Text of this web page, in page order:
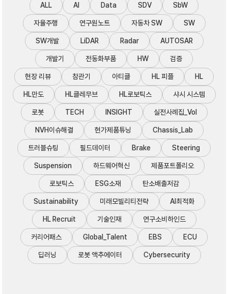
ALL AI Data SDV SbW
자율주행 연구원노트 자동차 SW SW
SW개발 LiDAR Radar AUTOSAR
개발기 전동화부품 HW 검증
현장 리뷰 참관기 아티클 HL 피플 HL
HL만도 HL클레무브 HL로보틱스 샤시 시스템
로봇 TECH INSIGHT 실전사례집_Vol
NVH이슈해결 현가제품튜닝 Chassis_Lab
트러블슈팅 필드데이터 Brake Steering
Suspension 하드웨어혁신 제품포트폴리오
로보틱스 ESG소재 탄소배출저감
Sustainability 미래모빌리티전략 AI최적화
HL Recruit 기술인재 연구소비하인드
커리어패스 Global_Talent EBS ECU
딥러닝 로봇 액추에이터 Cybersecurity